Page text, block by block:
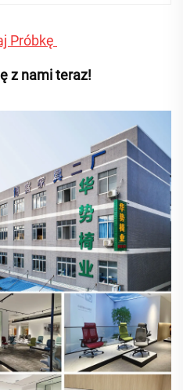
Próbkę
z nami teraz!